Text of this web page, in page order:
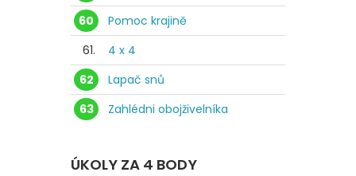
60
Pomoc krajině
61.
4 x 4
62
Lapač snů
63
Zahlédni obojživelníka
ÚKOLY ZA 4 BODY